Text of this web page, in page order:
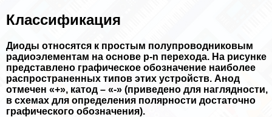
Классификация
Диоды относятся к простым полупроводниковым
радиоэлементам на основе p-n перехода. На рисунке
представлено графическое обозначение наиболее
распространенных типов этих устройств. Анод
отмечен «+», катод – «-» (приведено для наглядности,
в схемах для определения полярности достаточно
графического обозначения).